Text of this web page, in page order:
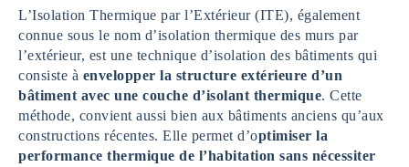
L’Isolation Thermique par l’Extérieur (ITE), également
connue sous le nom d’isolation thermique des murs par
l’extérieur, est une technique d’isolation des bâtiments qui
consiste à envelopper la structure extérieure d’un
bâtiment avec une couche d’isolant thermique. Cette
méthode, convient aussi bien aux bâtiments anciens qu’aux
constructions récentes. Elle permet d’optimiser la
performance thermique de l’habitation sans nécessiter